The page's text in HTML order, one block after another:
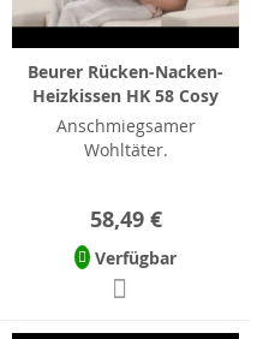
Beurer Rücken-Nacken-
Heizkissen HK 58 Cosy
Anschmiegsamer
Wohltäter.
58,49 €
Verfügbar